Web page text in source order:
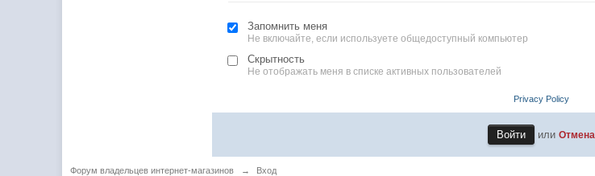
Запомнить меня
Не включайте, если используете общедоступный компьютер
Скрытность
Не отображать меня в списке активных пользователей
Privacy Policy
илиОтмена
Форум владельцев интернет-магазинов → Вход